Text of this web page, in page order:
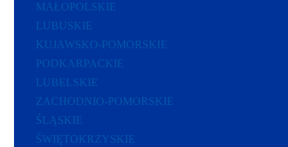
MAŁOPOLSKIE
LUBUSKIE
KUJAWSKO-POMORSKIE
PODKARPACKIE
LUBELSKIE
ZACHODNIO-POMORSKIE
ŚLĄSKIE
ŚWIĘTOKRZYSKIE